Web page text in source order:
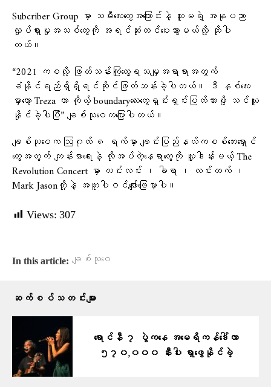
Subcriber Group မှာ သမီးလေးတွေအကြောင်းနဲ့ သူမရဲ့ အနုပညာ
လှုပ်ရှားမှုအသစ်တွေကို အရင်ဆုံးတင်ပေးသွားမယ်လို့ ဆိုပါ
တယ်။
“2021 ကစလို့ ဖြတ်သန်းကြုံတွေ့ရသမျှအရာရာအတွက်
ခံနိုင်ရည်ရှိရှိရင်ဆိုင်ဖြတ်သန်းခဲ့ပါတယ်။ ဒီ နှစ်လေး
မှာတော့ Treza ဟာ ကိုယ့် boundaryလေးတွေရှင်းရှင်းပြတ်သားဖို့ သင်ယူ
နိုင်ခဲ့ပါပြီ” ချစ်သုဝေကပြောပါတယ်။
ချစ်သုဝေက ဩဂုတ် ၈ ရက်မှာ ချင်းပြည်နယ်ကစစ်ဘေးရှောင်
တွေအတွက် ကျန်းမာရေးနဲ့ လိုအပ်တဲ့နေရာတွေကို လှူဒါန်းမယ့် The
Revolution Concert မှာ လင်းလင်း ၊ ခါရာ ၊ လင်းထက် ၊
Mark Jasonတို့နဲ့ အတူပါဝင်ဖျော်ဖြေမှာပါ။
Views: 307
In this article: ချစ်သုဝေ
ဆက်စပ်သတင်းများ
ရောင်နီ ၇ ပွဲကနေ အမေရိကန်ဒေါ်လာ
၅၇၀,၀၀၀ နီးပါး ရှာဖွေနိုင်ခဲ့